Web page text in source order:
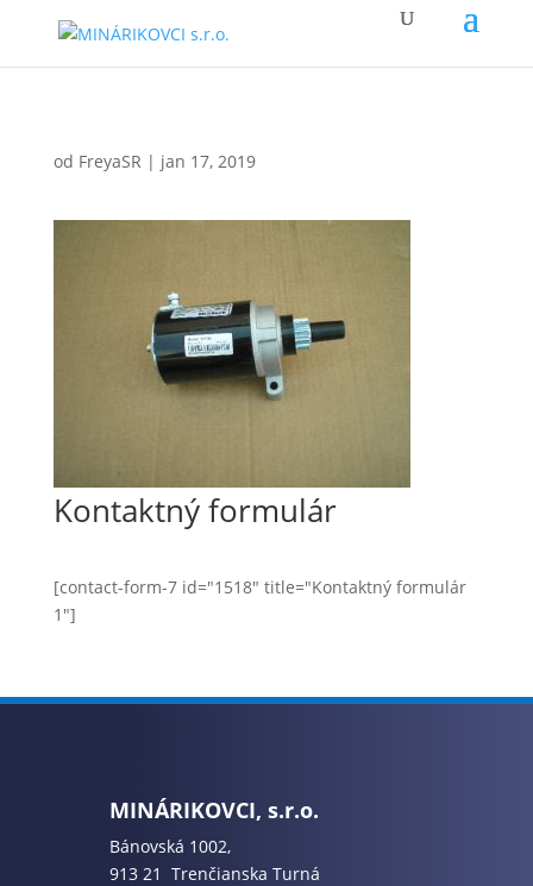
od FreyaSR | jan 17, 2019
Kontaktný formulár
[contact-form-7 id="1518" title="Kontaktný formulár
1"]
MINÁRIKOVCI, s.r.o.
Bánovská 1002,
913 21 Trenčianska Turná